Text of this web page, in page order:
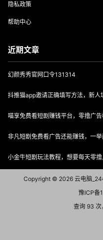
隐私政策
帮助中心
近期文章
幻颜秀秀官网口令131314
抖推猫app邀请正确填写方法，新人
喵享免费看短剧赚钱平台，零撸广告
非凡短剧免费看广告还能赚钱，一举
小金牛短剧玩法教程，想要每天零撸
Copyright © 2026云电脑_24
豫ICP
查询 93 次